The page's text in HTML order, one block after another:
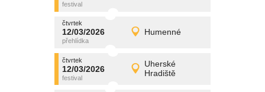
čtvrtek
čtvrtek
12/03/2026 Humenné
čtvrtek
12/03/2026 Detail
promítání
čtvrtek
12/03/2026
Uherské
Hradiště
čtvrtek
12/03/2026 Detail
promítání